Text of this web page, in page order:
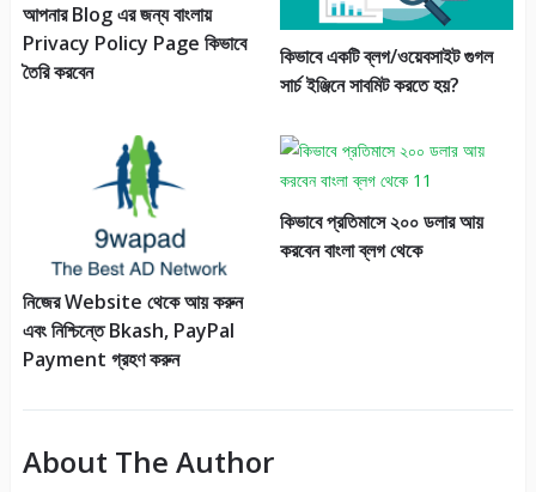
আপনার Blog এর জন্য বাংলায়
Privacy Policy Page কিভাবে
তৈরি করবেন
কিভাবে একটি ব্লগ/ওয়েবসাইট গুগল
সার্চ ইঞ্জিনে সাবমিট করতে হয়?
নিজের Website থেকে আয় করুন
এবং নিশ্চিন্তে Bkash, PayPal
Payment গ্রহণ করুন
কিভাবে প্রতিমাসে ২০০ ডলার আয়
করবেন বাংলা ব্লগ থেকে
About The Author